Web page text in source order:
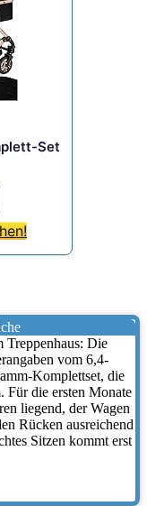
Set
Treppenhaus: Die
vom 6,4-
Komplettset, die
Für die ersten Monate
liegend, der Wagen
Rücken ausreichend
Sitzen kommt erst